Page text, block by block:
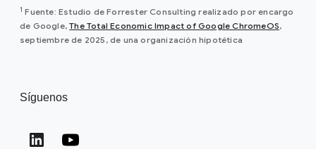
1 Fuente: Estudio de Forrester Consulting realizado por encargo
de Google,The Total Economic Impact of Google ChromeOS,
septiembre de 2025, de una organización hipotética
Síguenos